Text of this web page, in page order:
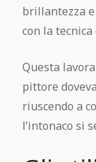
brillantezza e
con la tecnica
Questa
pittore
riuscendo a
l’intonaco si